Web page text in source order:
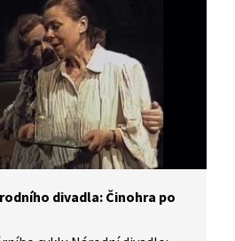
divadla: Činohra po